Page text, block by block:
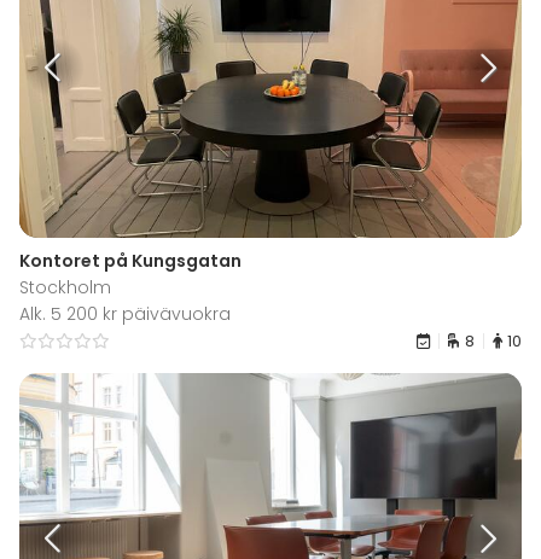
Kontoret på Kungsgatan
Stockholm
Alk. 5 200 kr päivävuokra
8 10